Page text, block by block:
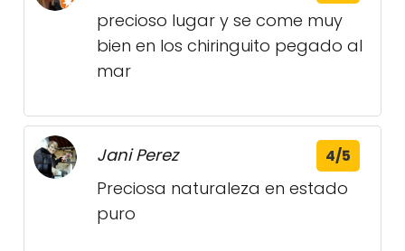
precioso lugar y se come muy
bien en los chiringuito pegado al
mar
Jani Perez 4/5
Preciosa naturaleza en estado
puro